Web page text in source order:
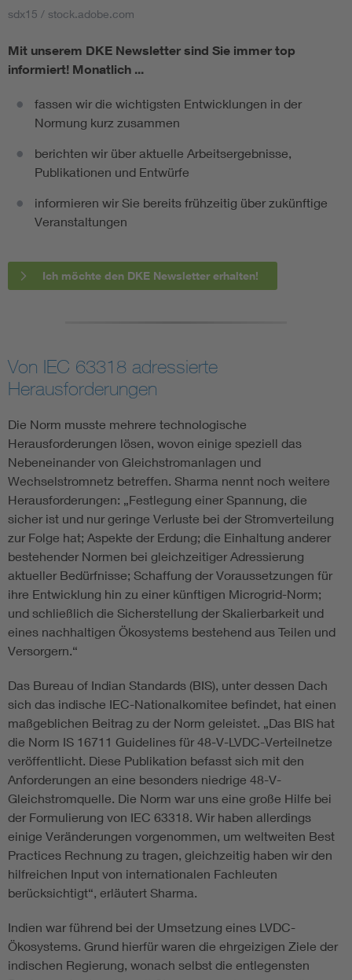
sdx15 / stock.adobe.com
Mit unserem DKE Newsletter sind Sie immer top
informiert! Monatlich ...
fassen wir die wichtigsten Entwicklungen in der
Normung kurz zusammen
berichten wir über aktuelle Arbeitsergebnisse,
Publikationen und Entwürfe
informieren wir Sie bereits frühzeitig über zukünftige
Veranstaltungen
Ich möchte den DKE Newsletter erhalten!
Von IEC 63318 adressierte
Herausforderungen
Die Norm musste mehrere technologische
Herausforderungen lösen, wovon einige speziell das
Nebeneinander von Gleichstromanlagen und
Wechselstromnetz betreffen. Sharma nennt noch weitere
Herausforderungen: „Festlegung einer Spannung, die
sicher ist und nur geringe Verluste bei der Stromverteilung
zur Folge hat; Aspekte der Erdung; die Einhaltung anderer
bestehender Normen bei gleichzeitiger Adressierung
aktueller Bedürfnisse; Schaffung der Voraussetzungen für
ihre Entwicklung hin zu einer künftigen Microgrid-Norm;
und schließlich die Sicherstellung der Skalierbarkeit und
eines nachhaltigen Ökosystems bestehend aus Teilen und
Versorgern.“
Das Bureau of Indian Standards (BIS), unter dessen Dach
sich das indische IEC-Nationalkomitee befindet, hat einen
maßgeblichen Beitrag zu der Norm geleistet. „Das BIS hat
die Norm IS 16711 Guidelines für 48-V-LVDC-Verteilnetze
veröffentlicht. Diese Publikation befasst sich mit den
Anforderungen an eine besonders niedrige 48-V-
Gleichstromquelle. Die Norm war uns eine große Hilfe bei
der Formulierung von IEC 63318. Wir haben allerdings
einige Veränderungen vorgenommen, um weltweiten Best
Practices Rechnung zu tragen, gleichzeitig haben wir den
hilfreichen Input von internationalen Fachleuten
berücksichtigt“, erläutert Sharma.
Indien war führend bei der Umsetzung eines LVDC-
Ökosystems. Grund hierfür waren die ehrgeizigen Ziele der
indischen Regierung, wonach selbst die entlegensten